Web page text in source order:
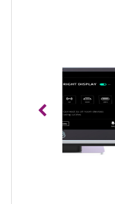
Vorheriges